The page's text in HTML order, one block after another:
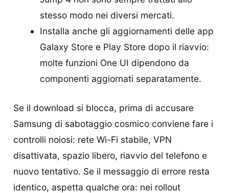
stesso modo nei diversi mercati.
Installa anche gli aggiornamenti delle app
Galaxy Store e Play Store dopo il riavvio:
molte funzioni One UI dipendono da
componenti aggiornati separatamente.
Se il download si blocca, prima di accusare
Samsung di sabotaggio cosmico conviene fare i
controlli noiosi: rete Wi-Fi stabile, VPN
disattivata, spazio libero, riavvio del telefono e
nuovo tentativo. Se il messaggio di errore resta
identico, aspetta qualche ora: nei rollout